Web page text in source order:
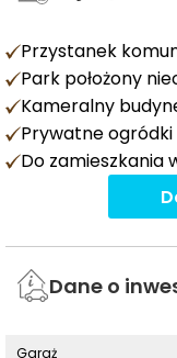
Przystanek
Park położony
Kameralny
Prywatne
Do zamieszkania
Dane o
Garaż